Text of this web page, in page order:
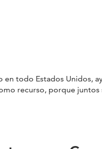
todo Estados Unidos,
recurso, porque juntos